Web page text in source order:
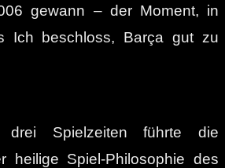
gewann – der Moment, in
Ich beschloss, Barça gut zu
Spielzeiten führte die
heilige Spiel-Philosophie des